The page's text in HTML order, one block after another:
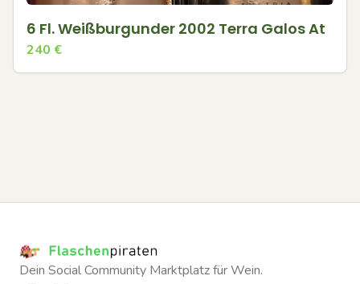
6 Fl. Weißburgunder 2002 Terra Galos At
240 €
Dein Social Community Marktplatz für Wein.